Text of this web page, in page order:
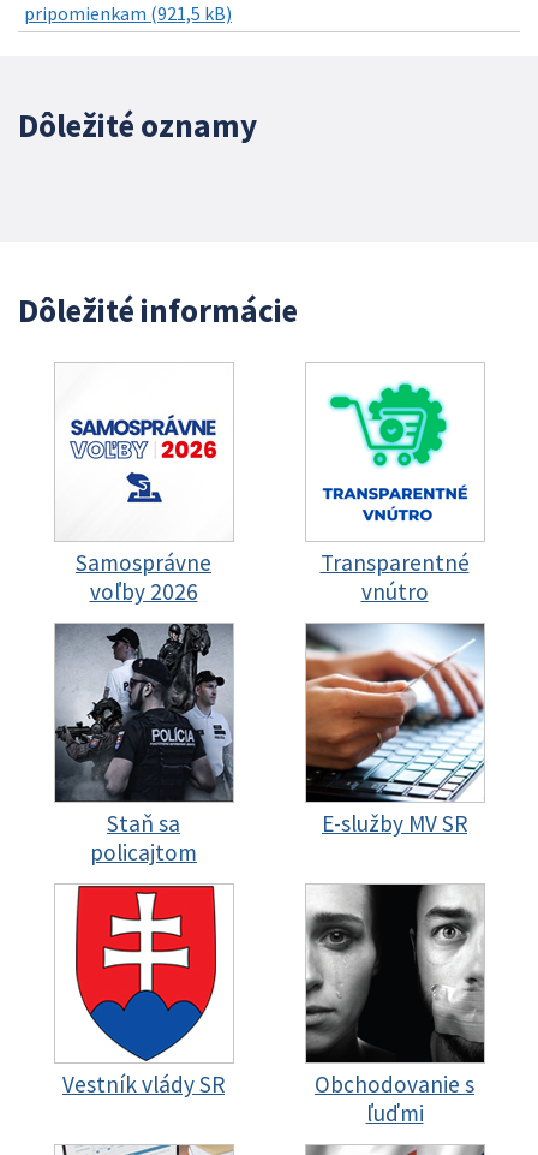
pripomienkam (921,5 kB)
Dôležité oznamy
Dôležité informácie
Samosprávne
voľby 2026
Transparentné
vnútro
Staň sa
policajtom
E-služby MV SR
Vestník vlády SR
Obchodovanie s
ľuďmi